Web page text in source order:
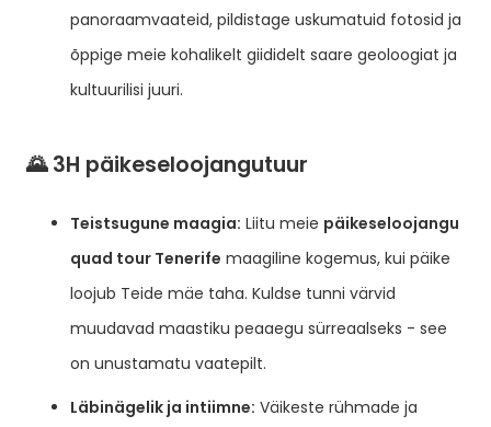
panoraamvaateid, pildistage uskumatuid fotosid ja
õppige meie kohalikelt giididelt saare geoloogiat ja
kultuurilisi juuri.
🌄 3H päikeseloojangutuur
Teistsugune maagia: Liitu meie päikeseloojangu
quad tour Tenerife maagiline kogemus, kui päike
loojub Teide mäe taha. Kuldse tunni värvid
muudavad maastiku peaaegu sürreaalseks - see
on unustamatu vaatepilt.
Läbinägelik ja intiimne: Väikeste rühmade ja